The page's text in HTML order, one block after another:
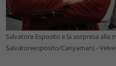
Salvatore Esposito e la sorpresa alla
Salvatoreesposito/Canyaman) -